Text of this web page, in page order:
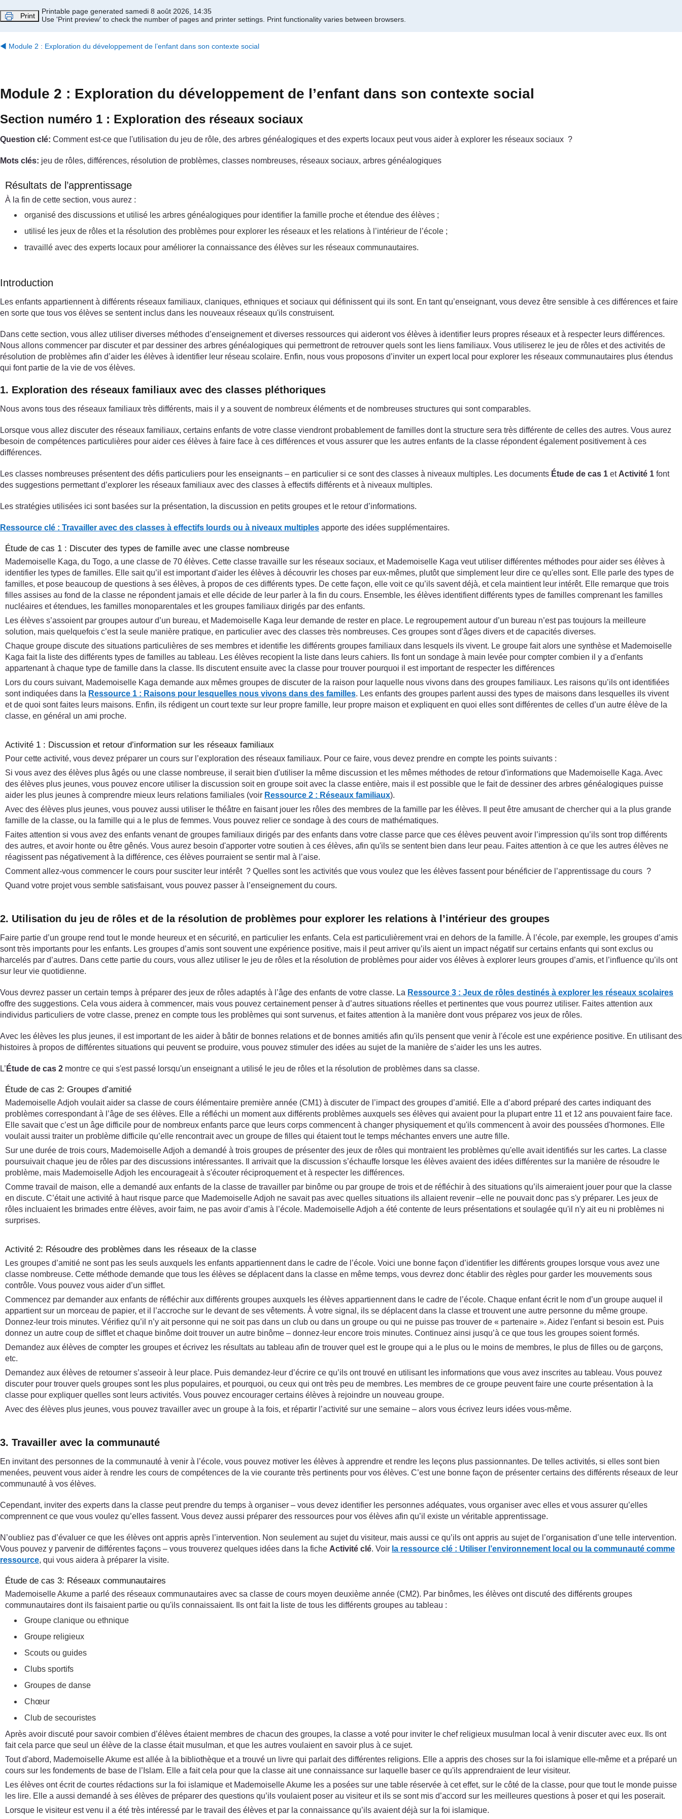
Print
Printable page generated samedi 8 août 2026, 14:35
Use 'Print preview' to check the number of pages and printer settings. Print functionality varies between browsers.
◀︎ Module 2 : Exploration du développement de l’enfant dans son contexte social
Module 2 : Exploration du développement de l’enfant dans son contexte social
Section numéro 1 : Exploration des réseaux sociaux
Question clé: Comment est-ce que l'utilisation du jeu de rôle, des arbres généalogiques et des experts locaux peut vous aider à explorer les réseaux sociaux ?
Mots clés: jeu de rôles, différences, résolution de problèmes, classes nombreuses, réseaux sociaux, arbres généalogiques
Résultats de l’apprentissage
À la fin de cette section, vous aurez :
organisé des discussions et utilisé les arbres généalogiques pour identifier la famille proche et étendue des élèves ;
utilisé les jeux de rôles et la résolution des problèmes pour explorer les réseaux et les relations à l’intérieur de l’école ;
travaillé avec des experts locaux pour améliorer la connaissance des élèves sur les réseaux communautaires.
Introduction
Les enfants appartiennent à différents réseaux familiaux, claniques, ethniques et sociaux qui définissent qui ils sont. En tant qu’enseignant, vous devez être sensible à ces différences et faire
en sorte que tous vos élèves se sentent inclus dans les nouveaux réseaux qu'ils construisent.
Dans cette section, vous allez utiliser diverses méthodes d’enseignement et diverses ressources qui aideront vos élèves à identifier leurs propres réseaux et à respecter leurs différences.
Nous allons commencer par discuter et par dessiner des arbres généalogiques qui permettront de retrouver quels sont les liens familiaux. Vous utiliserez le jeu de rôles et des activités de
résolution de problèmes afin d’aider les élèves à identifier leur réseau scolaire. Enfin, nous vous proposons d’inviter un expert local pour explorer les réseaux communautaires plus étendus
qui font partie de la vie de vos élèves.
1. Exploration des réseaux familiaux avec des classes pléthoriques
Nous avons tous des réseaux familiaux très différents, mais il y a souvent de nombreux éléments et de nombreuses structures qui sont comparables.
Lorsque vous allez discuter des réseaux familiaux, certains enfants de votre classe viendront probablement de familles dont la structure sera très différente de celles des autres. Vous aurez
besoin de compétences particulières pour aider ces élèves à faire face à ces différences et vous assurer que les autres enfants de la classe répondent également positivement à ces
différences.
Les classes nombreuses présentent des défis particuliers pour les enseignants – en particulier si ce sont des classes à niveaux multiples. Les documents Étude de cas 1 et Activité 1 font
des suggestions permettant d’explorer les réseaux familiaux avec des classes à effectifs différents et à niveaux multiples.
Les stratégies utilisées ici sont basées sur la présentation, la discussion en petits groupes et le retour d’informations.
Ressource clé : Travailler avec des classes à effectifs lourds ou à niveaux multiples apporte des idées supplémentaires.
Étude de cas 1 : Discuter des types de famille avec une classe nombreuse
Mademoiselle Kaga, du Togo, a une classe de 70 élèves. Cette classe travaille sur les réseaux sociaux, et Mademoiselle Kaga veut utiliser différentes méthodes pour aider ses élèves à
identifier les types de familles. Elle sait qu’il est important d'aider les élèves à découvrir les choses par eux-mêmes, plutôt que simplement leur dire ce qu'elles sont. Elle parle des types de
familles, et pose beaucoup de questions à ses élèves, à propos de ces différents types. De cette façon, elle voit ce qu’ils savent déjà, et cela maintient leur intérêt. Elle remarque que trois
filles assises au fond de la classe ne répondent jamais et elle décide de leur parler à la fin du cours. Ensemble, les élèves identifient différents types de familles comprenant les familles
nucléaires et étendues, les familles monoparentales et les groupes familiaux dirigés par des enfants.
Les élèves s’assoient par groupes autour d’un bureau, et Mademoiselle Kaga leur demande de rester en place. Le regroupement autour d’un bureau n’est pas toujours la meilleure
solution, mais quelquefois c’est la seule manière pratique, en particulier avec des classes très nombreuses. Ces groupes sont d'âges divers et de capacités diverses.
Chaque groupe discute des situations particulières de ses membres et identifie les différents groupes familiaux dans lesquels ils vivent. Le groupe fait alors une synthèse et Mademoiselle
Kaga fait la liste des différents types de familles au tableau. Les élèves recopient la liste dans leurs cahiers. Ils font un sondage à main levée pour compter combien il y a d'enfants
appartenant à chaque type de famille dans la classe. Ils discutent ensuite avec la classe pour trouver pourquoi il est important de respecter les différences
Lors du cours suivant, Mademoiselle Kaga demande aux mêmes groupes de discuter de la raison pour laquelle nous vivons dans des groupes familiaux. Les raisons qu’ils ont identifiées
sont indiquées dans la Ressource 1 : Raisons pour lesquelles nous vivons dans des familles. Les enfants des groupes parlent aussi des types de maisons dans lesquelles ils vivent
et de quoi sont faites leurs maisons. Enfin, ils rédigent un court texte sur leur propre famille, leur propre maison et expliquent en quoi elles sont différentes de celles d’un autre élève de la
classe, en général un ami proche.
Activité 1 : Discussion et retour d’information sur les réseaux familiaux
Pour cette activité, vous devez préparer un cours sur l’exploration des réseaux familiaux. Pour ce faire, vous devez prendre en compte les points suivants :
Si vous avez des élèves plus âgés ou une classe nombreuse, il serait bien d'utiliser la même discussion et les mêmes méthodes de retour d'informations que Mademoiselle Kaga. Avec
des élèves plus jeunes, vous pouvez encore utiliser la discussion soit en groupe soit avec la classe entière, mais il est possible que le fait de dessiner des arbres généalogiques puisse
aider les plus jeunes à comprendre mieux leurs relations familiales (voir Ressource 2 : Réseaux familiaux).
Avec des élèves plus jeunes, vous pouvez aussi utiliser le théâtre en faisant jouer les rôles des membres de la famille par les élèves. Il peut être amusant de chercher qui a la plus grande
famille de la classe, ou la famille qui a le plus de femmes. Vous pouvez relier ce sondage à des cours de mathématiques.
Faites attention si vous avez des enfants venant de groupes familiaux dirigés par des enfants dans votre classe parce que ces élèves peuvent avoir l’impression qu’ils sont trop différents
des autres, et avoir honte ou être gênés. Vous aurez besoin d'apporter votre soutien à ces élèves, afin qu'ils se sentent bien dans leur peau. Faites attention à ce que les autres élèves ne
réagissent pas négativement à la différence, ces élèves pourraient se sentir mal à l’aise.
Comment allez-vous commencer le cours pour susciter leur intérêt ? Quelles sont les activités que vous voulez que les élèves fassent pour bénéficier de l’apprentissage du cours ?
Quand votre projet vous semble satisfaisant, vous pouvez passer à l’enseignement du cours.
2. Utilisation du jeu de rôles et de la résolution de problèmes pour explorer les relations à l’intérieur des groupes
Faire partie d’un groupe rend tout le monde heureux et en sécurité, en particulier les enfants. Cela est particulièrement vrai en dehors de la famille. À l’école, par exemple, les groupes d’amis
sont très importants pour les enfants. Les groupes d’amis sont souvent une expérience positive, mais il peut arriver qu’ils aient un impact négatif sur certains enfants qui sont exclus ou
harcelés par d’autres. Dans cette partie du cours, vous allez utiliser le jeu de rôles et la résolution de problèmes pour aider vos élèves à explorer leurs groupes d’amis, et l’influence qu’ils ont
sur leur vie quotidienne.
Vous devrez passer un certain temps à préparer des jeux de rôles adaptés à l’âge des enfants de votre classe. La Ressource 3 : Jeux de rôles destinés à explorer les réseaux scolaires
offre des suggestions. Cela vous aidera à commencer, mais vous pouvez certainement penser à d’autres situations réelles et pertinentes que vous pourrez utiliser. Faites attention aux
individus particuliers de votre classe, prenez en compte tous les problèmes qui sont survenus, et faites attention à la manière dont vous préparez vos jeux de rôles.
Avec les élèves les plus jeunes, il est important de les aider à bâtir de bonnes relations et de bonnes amitiés afin qu'ils pensent que venir à l'école est une expérience positive. En utilisant des
histoires à propos de différentes situations qui peuvent se produire, vous pouvez stimuler des idées au sujet de la manière de s’aider les uns les autres.
L’ Étude de cas 2 montre ce qui s'est passé lorsqu'un enseignant a utilisé le jeu de rôles et la résolution de problèmes dans sa classe.
Étude de cas 2: Groupes d’amitié
Mademoiselle Adjoh voulait aider sa classe de cours élémentaire première année (CM1) à discuter de l’impact des groupes d’amitié. Elle a d’abord préparé des cartes indiquant des
problèmes correspondant à l’âge de ses élèves. Elle a réfléchi un moment aux différents problèmes auxquels ses élèves qui avaient pour la plupart entre 11 et 12 ans pouvaient faire face.
Elle savait que c’est un âge difficile pour de nombreux enfants parce que leurs corps commencent à changer physiquement et qu'ils commencent à avoir des poussées d'hormones. Elle
voulait aussi traiter un problème difficile qu’elle rencontrait avec un groupe de filles qui étaient tout le temps méchantes envers une autre fille.
Sur une durée de trois cours, Mademoiselle Adjoh a demandé à trois groupes de présenter des jeux de rôles qui montraient les problèmes qu'elle avait identifiés sur les cartes. La classe
poursuivait chaque jeu de rôles par des discussions intéressantes. Il arrivait que la discussion s’échauffe lorsque les élèves avaient des idées différentes sur la manière de résoudre le
problème, mais Mademoiselle Adjoh les encourageait à s'écouter réciproquement et à respecter les différences.
Comme travail de maison, elle a demandé aux enfants de la classe de travailler par binôme ou par groupe de trois et de réfléchir à des situations qu’ils aimeraient jouer pour que la classe
en discute. C’était une activité à haut risque parce que Mademoiselle Adjoh ne savait pas avec quelles situations ils allaient revenir –elle ne pouvait donc pas s'y préparer. Les jeux de
rôles incluaient les brimades entre élèves, avoir faim, ne pas avoir d’amis à l’école. Mademoiselle Adjoh a été contente de leurs présentations et soulagée qu'il n'y ait eu ni problèmes ni
surprises.
Activité 2: Résoudre des problèmes dans les réseaux de la classe
Les groupes d’amitié ne sont pas les seuls auxquels les enfants appartiennent dans le cadre de l’école. Voici une bonne façon d’identifier les différents groupes lorsque vous avez une
classe nombreuse. Cette méthode demande que tous les élèves se déplacent dans la classe en même temps, vous devrez donc établir des règles pour garder les mouvements sous
contrôle. Vous pouvez vous aider d’un sifflet.
Commencez par demander aux enfants de réfléchir aux différents groupes auxquels les élèves appartiennent dans le cadre de l’école. Chaque enfant écrit le nom d’un groupe auquel il
appartient sur un morceau de papier, et il l’accroche sur le devant de ses vêtements. À votre signal, ils se déplacent dans la classe et trouvent une autre personne du même groupe.
Donnez-leur trois minutes. Vérifiez qu’il n’y ait personne qui ne soit pas dans un club ou dans un groupe ou qui ne puisse pas trouver de « partenaire ». Aidez l'enfant si besoin est. Puis
donnez un autre coup de sifflet et chaque binôme doit trouver un autre binôme – donnez-leur encore trois minutes. Continuez ainsi jusqu’à ce que tous les groupes soient formés.
Demandez aux élèves de compter les groupes et écrivez les résultats au tableau afin de trouver quel est le groupe qui a le plus ou le moins de membres, le plus de filles ou de garçons,
etc.
Demandez aux élèves de retourner s’asseoir à leur place. Puis demandez-leur d’écrire ce qu’ils ont trouvé en utilisant les informations que vous avez inscrites au tableau. Vous pouvez
discuter pour trouver quels groupes sont les plus populaires, et pourquoi, ou ceux qui ont très peu de membres. Les membres de ce groupe peuvent faire une courte présentation à la
classe pour expliquer quelles sont leurs activités. Vous pouvez encourager certains élèves à rejoindre un nouveau groupe.
Avec des élèves plus jeunes, vous pouvez travailler avec un groupe à la fois, et répartir l’activité sur une semaine – alors vous écrivez leurs idées vous-même.
3. Travailler avec la communauté
En invitant des personnes de la communauté à venir à l’école, vous pouvez motiver les élèves à apprendre et rendre les leçons plus passionnantes. De telles activités, si elles sont bien
menées, peuvent vous aider à rendre les cours de compétences de la vie courante très pertinents pour vos élèves. C’est une bonne façon de présenter certains des différents réseaux de leur
communauté à vos élèves.
Cependant, inviter des experts dans la classe peut prendre du temps à organiser – vous devez identifier les personnes adéquates, vous organiser avec elles et vous assurer qu’elles
comprennent ce que vous voulez qu’elles fassent. Vous devez aussi préparer des ressources pour vos élèves afin qu’il existe un véritable apprentissage.
N’oubliez pas d’évaluer ce que les élèves ont appris après l’intervention. Non seulement au sujet du visiteur, mais aussi ce qu’ils ont appris au sujet de l’organisation d’une telle intervention.
Vous pouvez y parvenir de différentes façons – vous trouverez quelques idées dans la fiche Activité clé. Voir la ressource clé : Utiliser l’environnement local ou la communauté comme
ressource, qui vous aidera à préparer la visite.
Étude de cas 3: Réseaux communautaires
Mademoiselle Akume a parlé des réseaux communautaires avec sa classe de cours moyen deuxième année (CM2). Par binômes, les élèves ont discuté des différents groupes
communautaires dont ils faisaient partie ou qu'ils connaissaient. Ils ont fait la liste de tous les différents groupes au tableau :
Groupe clanique ou ethnique
Groupe religieux
Scouts ou guides
Clubs sportifs
Groupes de danse
Chœur
Club de secouristes
Après avoir discuté pour savoir combien d’élèves étaient membres de chacun des groupes, la classe a voté pour inviter le chef religieux musulman local à venir discuter avec eux. Ils ont
fait cela parce que seul un élève de la classe était musulman, et que les autres voulaient en savoir plus à ce sujet.
Tout d'abord, Mademoiselle Akume est allée à la bibliothèque et a trouvé un livre qui parlait des différentes religions. Elle a appris des choses sur la foi islamique elle-même et a préparé un
cours sur les fondements de base de l’Islam. Elle a fait cela pour que la classe ait une connaissance sur laquelle baser ce qu'ils apprendraient de leur visiteur.
Les élèves ont écrit de courtes rédactions sur la foi islamique et Mademoiselle Akume les a posées sur une table réservée à cet effet, sur le côté de la classe, pour que tout le monde puisse
les lire. Elle a aussi demandé à ses élèves de préparer des questions qu’ils voulaient poser au visiteur et ils se sont mis d’accord sur les meilleures questions à poser et qui les poserait.
Lorsque le visiteur est venu il a été très intéressé par le travail des élèves et par la connaissance qu’ils avaient déjà sur la foi islamique.